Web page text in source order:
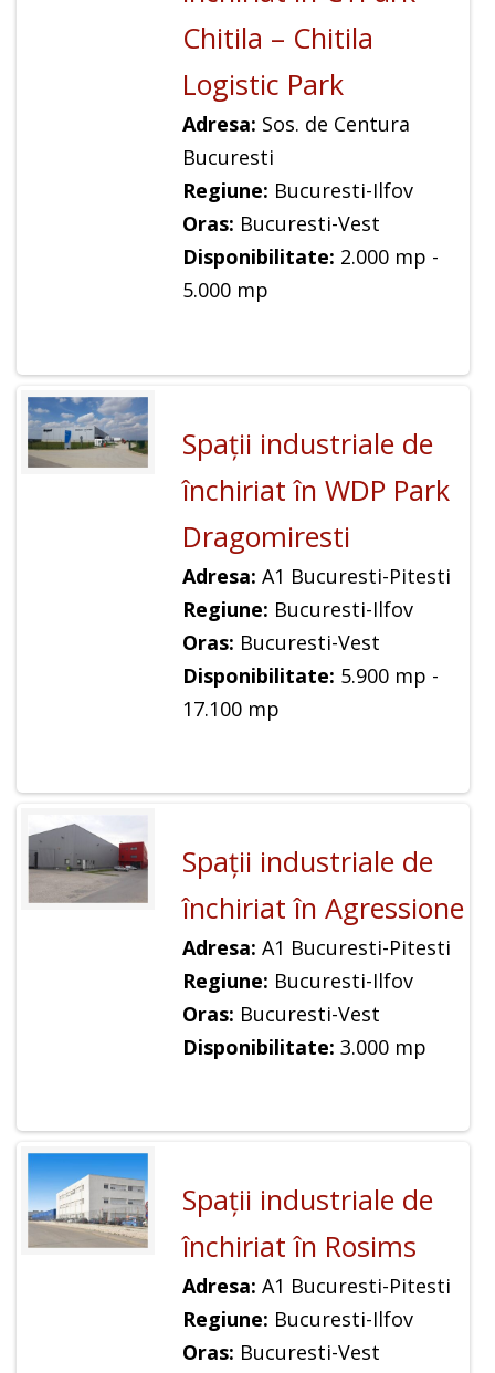
Chitila – Chitila
Logistic Park
Adresa: Sos. de Centura
Bucuresti
Regiune: Bucuresti-Ilfov
Oras: Bucuresti-Vest
Disponibilitate: 2.000 mp -
5.000 mp
Spaţii industriale de
închiriat în WDP Park
Dragomiresti
Adresa: A1 Bucuresti-Pitesti
Regiune: Bucuresti-Ilfov
Oras: Bucuresti-Vest
Disponibilitate: 5.900 mp -
17.100 mp
Spaţii industriale de
închiriat în Agressione
Adresa: A1 Bucuresti-Pitesti
Regiune: Bucuresti-Ilfov
Oras: Bucuresti-Vest
Disponibilitate: 3.000 mp
Spaţii industriale de
închiriat în Rosims
Adresa: A1 Bucuresti-Pitesti
Regiune: Bucuresti-Ilfov
Oras: Bucuresti-Vest